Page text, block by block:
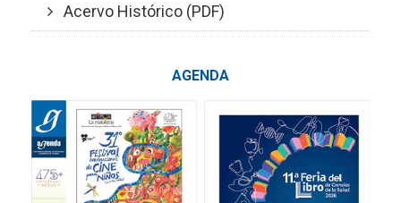
Acervo Histórico (PDF)
AGENDA